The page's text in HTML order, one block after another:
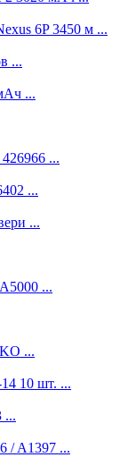
6P 3450 м ...
...
...
...
...
...
...
...
10 шт. ...
...
/ A1397 ...